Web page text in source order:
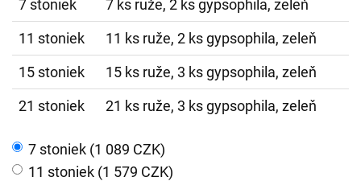
7 stoniek
7 ks ruže, 2 ks gypsophila, zeleň
11 stoniek
11 ks ruže, 2 ks gypsophila, zeleň
15 stoniek
15 ks ruže, 3 ks gypsophila, zeleň
21 stoniek
21 ks ruže, 3 ks gypsophila, zeleň
7 stoniek (1 089 CZK)
11 stoniek (1 579 CZK)